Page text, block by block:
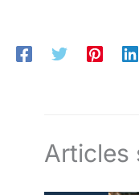
Articles